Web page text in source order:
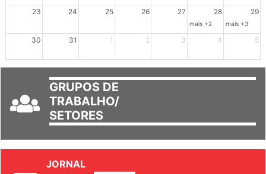
23 24 25 26 27 28 29
mais +2 mais +3
30 31 1 2 3 4 5
GRUPOS DE
TRABALHO/
SETORES
JORNAL